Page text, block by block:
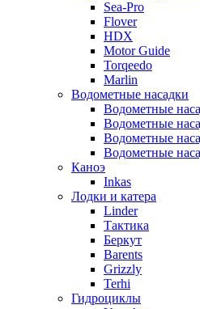
Sea-Pro
Flover
HDX
Motor Guide
Torqeedo
Marlin
Водометные насадки
Водометные
Водометные
Водометные
Водометные
Каноэ
Inkas
Лодки и катера
Linder
Тактика
Беркут
Barents
Grizzly
Terhi
Гидроциклы